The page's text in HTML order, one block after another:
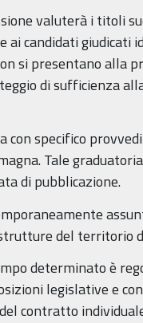
valuterà i titoli
ai candidati giudicati
si presentano alla
di sufficienza
con specifico
Tale
di pubblicazione.
del territorio
determinato è
legislative e
contratto